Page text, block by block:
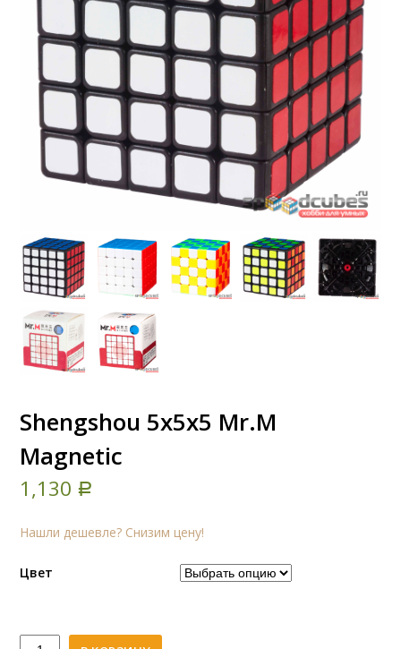
Shengshou 5x5x5 Mr.M
Magnetic
1,130 Р
Нашли дешевле? Снизим цену!
Цвет
Количество